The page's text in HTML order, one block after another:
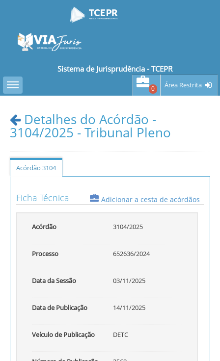
Sistema de Jurisprudência - TCEPR
Toggle sidebar
0 Área Restrita
Detalhes do Acórdão -
3104/2025 - Tribunal Pleno
Acórdão 3104
Ficha Técnica Adicionar a cesta de acórdãos
Acórdão 3104/2025
Processo 652636/2024
Data da Sessão 03/11/2025
Data de Publicação 14/11/2025
Veículo de Publicação DETC